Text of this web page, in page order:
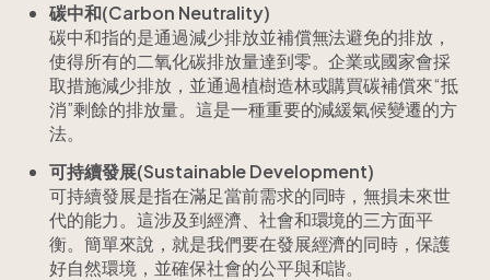
碳中和(Carbon Neutrality)
碳中和指的是通過減少排放並補償無法避免的排放，
使得所有的二氧化碳排放量達到零。企業或國家會採
取措施減少排放，並通過植樹造林或購買碳補償來“抵
消”剩餘的排放量。這是一種重要的減緩氣候變遷的方
法。
可持續發展(Sustainable Development)
可持續發展是指在滿足當前需求的同時，無損未來世
代的能力。這涉及到經濟、社會和環境的三方面平
衡。簡單來說，就是我們要在發展經濟的同時，保護
好自然環境，並確保社會的公平與和諧。